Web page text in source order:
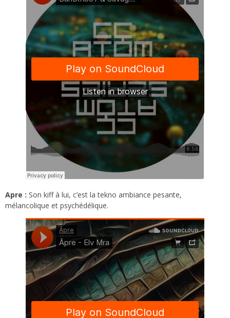
Apre : Son kiff à lui, c’est la tekno ambiance pesante,
mélancolique et psychédélique.